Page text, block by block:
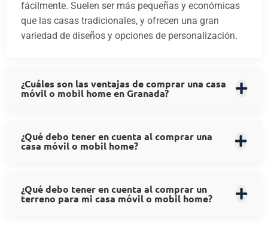
fácilmente. Suelen ser más pequeñas y económicas
que las casas tradicionales, y ofrecen una gran
variedad de diseños y opciones de personalización.
¿Cuáles son las ventajas de comprar una casa
móvil o mobil home en Granada?
¿Qué debo tener en cuenta al comprar una
casa móvil o mobil home?
¿Qué debo tener en cuenta al comprar un
terreno para mi casa móvil o mobil home?